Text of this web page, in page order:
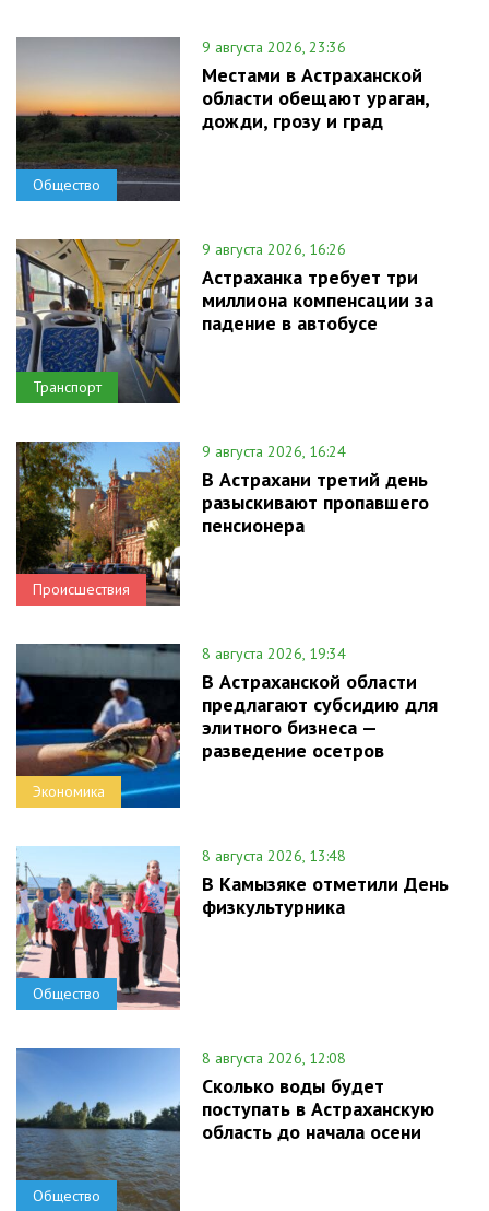
Общество
9 августа 2026, 23:36
Местами в Астраханской
области обещают ураган,
дожди, грозу и град
Транспорт
9 августа 2026, 16:26
Астраханка требует три
миллиона компенсации за
падение в автобусе
Происшествия
9 августа 2026, 16:24
В Астрахани третий день
разыскивают пропавшего
пенсионера
Экономика
8 августа 2026, 19:34
В Астраханской области
предлагают субсидию для
элитного бизнеса —
разведение осетров
Общество
8 августа 2026, 13:48
В Камызяке отметили День
физкультурника
Общество
8 августа 2026, 12:08
Сколько воды будет
поступать в Астраханскую
область до начала осени